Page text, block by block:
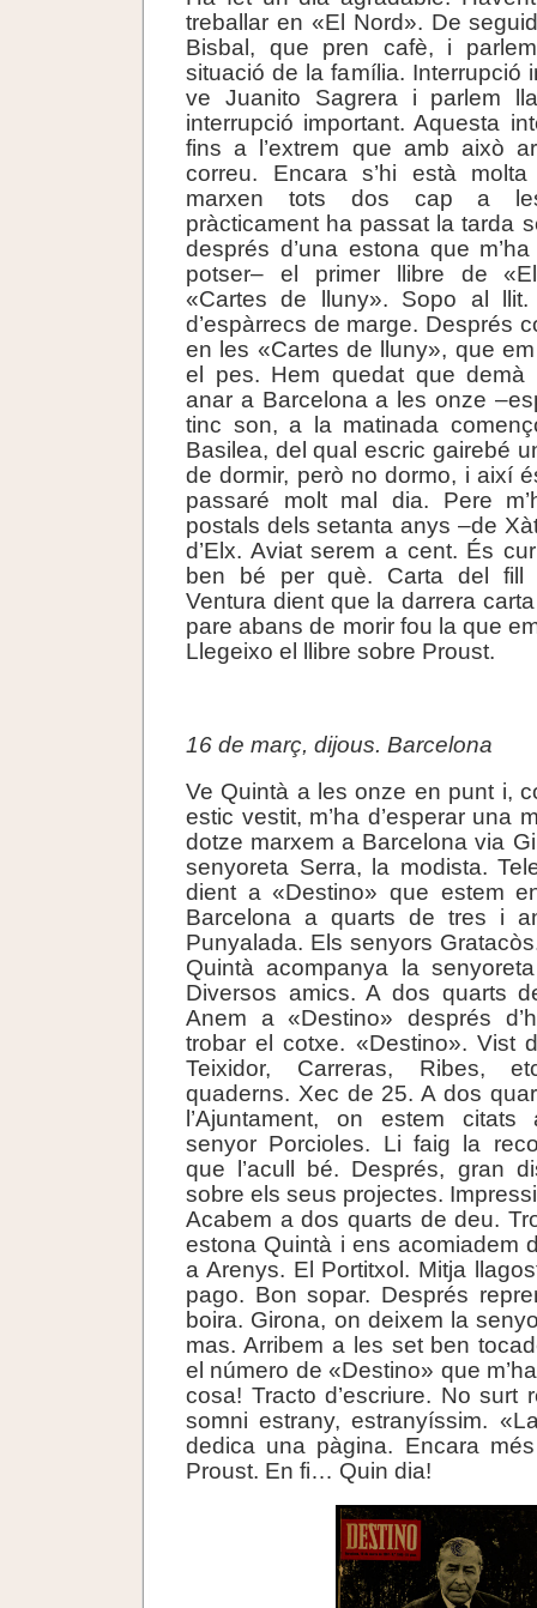
treballar en «El Nord». De
Bisbal, que pren cafè, i
situació de la família. Interrupció
ve Juanito Sagrera i parlem
interrupció important. Aquesta
fins a l’extrem que amb això
correu. Encara s’hi està
marxen tots dos cap a
pràcticament ha passat la tarda
després d’una estona que
potser– el primer llibre de
«Cartes de lluny». Sopo al
d’espàrrecs de marge. Després
en les «Cartes de lluny», que
el pes. Hem quedat que demà
anar a Barcelona a les onze
tinc son, a la matinada
Basilea, del qual escric gairebé
de dormir, però no dormo, i així
passaré molt mal dia. Pere
postals dels setanta anys –de
d’Elx. Aviat serem a cent. És
ben bé per què. Carta del
Ventura dient que la darrera
pare abans de morir fou la que
Llegeixo el llibre sobre Proust.
16 de març, dijous. Barcelona
Ve Quintà a les onze en punt i,
estic vestit, m’ha d’esperar una
dotze marxem a Barcelona via
senyoreta Serra, la modista.
dient a «Destino» que estem
Barcelona a quarts de tres i
Punyalada. Els senyors
Quintà acompanya la
Diversos amics. A dos quarts
Anem a «Destino» després
trobar el cotxe. «Destino». Vist
Teixidor, Carreras, Ribes,
quaderns. Xec de 25. A dos
l’Ajuntament, on estem citats
senyor Porcioles. Li faig la
que l’acull bé. Després, gran
sobre els seus projectes.
Acabem a dos quarts de deu.
estona Quintà i ens acomiadem
a Arenys. El Portitxol. Mitja
pago. Bon sopar. Després
boira. Girona, on deixem la
mas. Arribem a les set ben
el número de «Destino» que
cosa! Tracto d’escriure. No surt
somni estrany, estranyíssim.
dedica una pàgina. Encara
Proust. En fi… Quin dia!